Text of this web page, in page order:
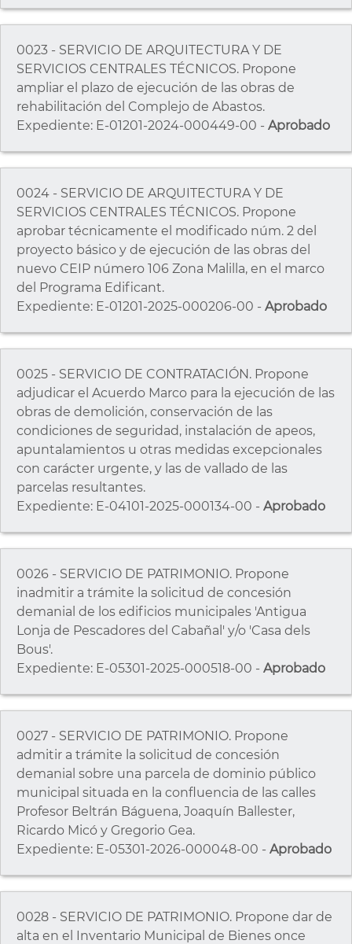
0023 - SERVICIO DE ARQUITECTURA Y DE
SERVICIOS CENTRALES TÉCNICOS. Propone
ampliar el plazo de ejecución de las obras de
rehabilitación del Complejo de Abastos.
Expediente: E-01201-2024-000449-00 - Aprobado
0024 - SERVICIO DE ARQUITECTURA Y DE
SERVICIOS CENTRALES TÉCNICOS. Propone
aprobar técnicamente el modificado núm. 2 del
proyecto básico y de ejecución de las obras del
nuevo CEIP número 106 Zona Malilla, en el marco
del Programa Edificant.
Expediente: E-01201-2025-000206-00 - Aprobado
0025 - SERVICIO DE CONTRATACIÓN. Propone
adjudicar el Acuerdo Marco para la ejecución de las
obras de demolición, conservación de las
condiciones de seguridad, instalación de apeos,
apuntalamientos u otras medidas excepcionales
con carácter urgente, y las de vallado de las
parcelas resultantes.
Expediente: E-04101-2025-000134-00 - Aprobado
0026 - SERVICIO DE PATRIMONIO. Propone
inadmitir a trámite la solicitud de concesión
demanial de los edificios municipales 'Antigua
Lonja de Pescadores del Cabañal' y/o 'Casa dels
Bous'.
Expediente: E-05301-2025-000518-00 - Aprobado
0027 - SERVICIO DE PATRIMONIO. Propone
admitir a trámite la solicitud de concesión
demanial sobre una parcela de dominio público
municipal situada en la confluencia de las calles
Profesor Beltrán Báguena, Joaquín Ballester,
Ricardo Micó y Gregorio Gea.
Expediente: E-05301-2026-000048-00 - Aprobado
0028 - SERVICIO DE PATRIMONIO. Propone dar de
alta en el Inventario Municipal de Bienes once